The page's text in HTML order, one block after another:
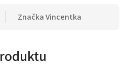
ZnačkaVincentka